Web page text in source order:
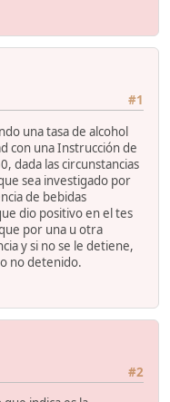
#1
una tasa de alcohol
con una Instrucción de
dada las circunstancias
sea investigado por
de bebidas
dio positivo en el tes
por una u otra
y si no se le detiene,
no detenido.
#2